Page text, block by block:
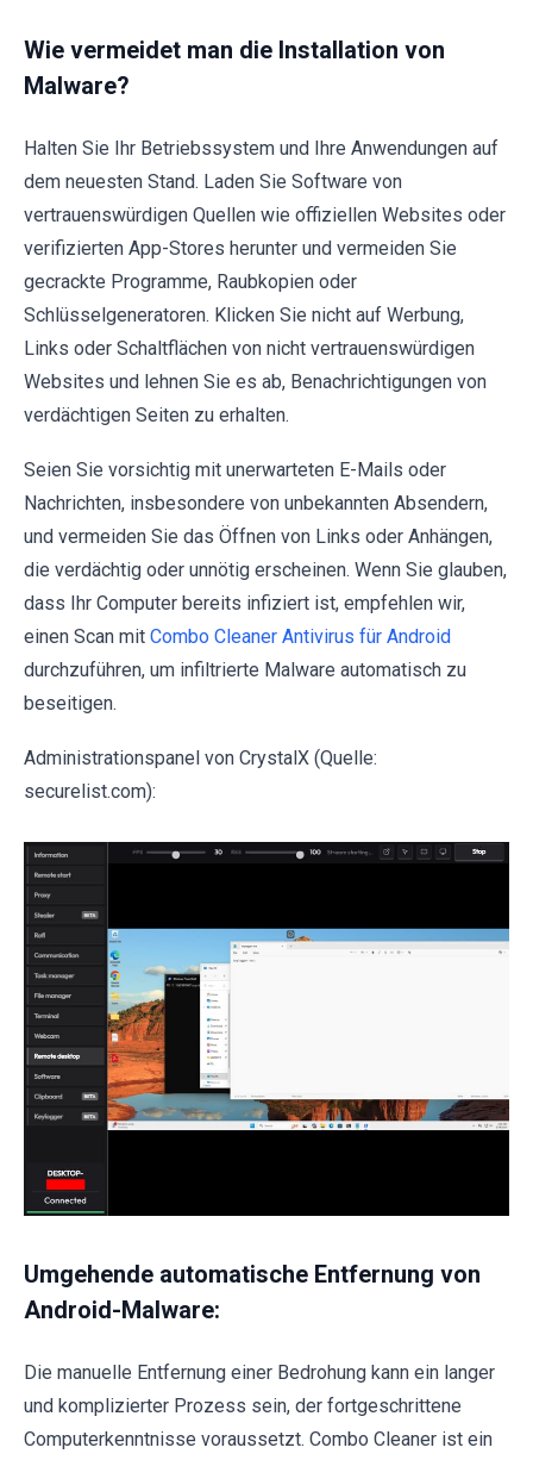
Wie vermeidet man die Installation von
Malware?
Halten Sie Ihr Betriebssystem und Ihre Anwendungen auf
dem neuesten Stand. Laden Sie Software von
vertrauenswürdigen Quellen wie offiziellen Websites oder
verifizierten App-Stores herunter und vermeiden Sie
gecrackte Programme, Raubkopien oder
Schlüsselgeneratoren. Klicken Sie nicht auf Werbung,
Links oder Schaltflächen von nicht vertrauenswürdigen
Websites und lehnen Sie es ab, Benachrichtigungen von
verdächtigen Seiten zu erhalten.
Seien Sie vorsichtig mit unerwarteten E-Mails oder
Nachrichten, insbesondere von unbekannten Absendern,
und vermeiden Sie das Öffnen von Links oder Anhängen,
die verdächtig oder unnötig erscheinen. Wenn Sie glauben,
dass Ihr Computer bereits infiziert ist, empfehlen wir,
einen Scan mit Combo Cleaner Antivirus für Android
durchzuführen, um infiltrierte Malware automatisch zu
beseitigen.
Administrationspanel von CrystalX (Quelle:
securelist.com):
Umgehende automatische Entfernung von
Android-Malware:
Die manuelle Entfernung einer Bedrohung kann ein langer
und komplizierter Prozess sein, der fortgeschrittene
Computerkenntnisse voraussetzt. Combo Cleaner ist ein